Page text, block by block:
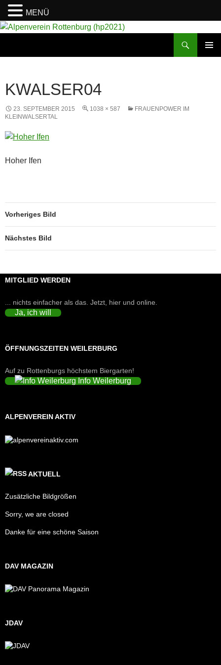
KWALSER04
23. SEPTEMBER 2015 1038 × 587
FRAUENPOWER IM
KLEINWALSERTAL
Hoher Ifen
Vorheriges Bild
Nächstes Bild
MITGLIED WERDEN
... nichts einfacher als das. Jetzt, hier und online.
Ja, ich will
ÖFFNUNGSZEITEN WEILERBURG
Auf zu Rottenburgs höchstem Biergarten!
Info Weilerburg
ALPENVEREIN AKTIV
AKTUELL
Zusätzliche Bildgrößen
Sorry, we are closed
Danke für eine schöne Saison
DAV MAGAZIN
JDAV
MENÜ